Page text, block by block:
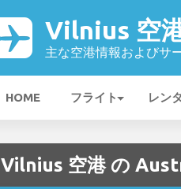
Vilnius 空
主な空港情報およびサ
HOME フライト レン
Vilnius 空港 の